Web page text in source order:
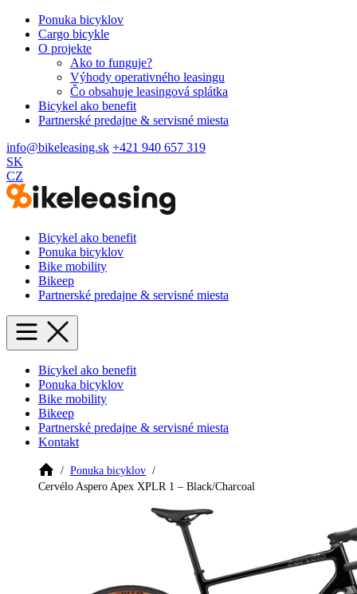
Ponuka bicyklov
Cargo bicykle
O projekte
Ako to funguje?
Výhody operativného leasingu
Čo obsahuje leasingová splátka
Bicykel ako benefit
Partnerské predajne & servisné miesta
info@bikeleasing.sk +421 940 657 319
SK
CZ
Bicykel ako benefit
Ponuka bicyklov
Bike mobility
Bikeep
Partnerské predajne & servisné miesta
Bicykel ako benefit
Ponuka bicyklov
Bike mobility
Bikeep
Partnerské predajne & servisné miesta
Kontakt
Ponuka bicyklov
Cervélo Aspero Apex XPLR 1 – Black/Charcoal